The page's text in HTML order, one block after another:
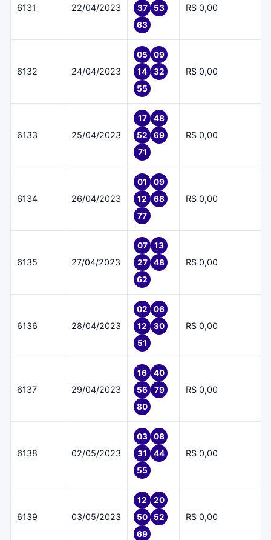
6131 22/04/2023 37
53
63
R$ 0,00
6132 24/04/2023
05
09
14
32
55
R$ 0,00
6133 25/04/2023
17
48
52
69
71
R$ 0,00
6134 26/04/2023
01
09
12
68
77
R$ 0,00
6135 27/04/2023
07
13
27
48
62
R$ 0,00
6136 28/04/2023
02
06
12
30
51
R$ 0,00
6137 29/04/2023
16
40
56
79
80
R$ 0,00
6138 02/05/2023
03
08
31
44
55
R$ 0,00
6139 03/05/2023
12
20
50
52
69
R$ 0,00